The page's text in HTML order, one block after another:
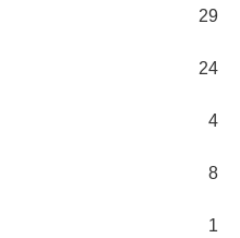
29
24
4
8
1